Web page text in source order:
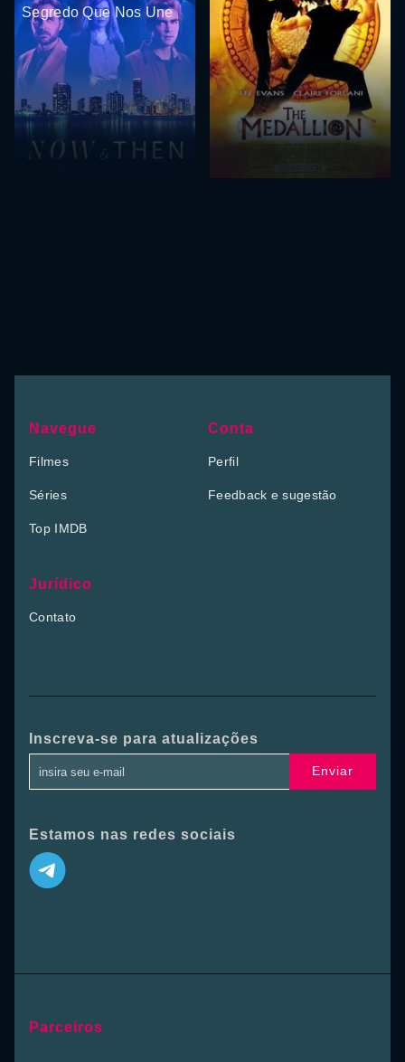
Segredo Que Nos Une
Navegue
Filmes
Séries
Top IMDB
Conta
Perfil
Feedback e sugestão
Jurídico
Contato
Inscreva-se para atualizações
Enviar
Estamos nas redes sociais
Parceiros